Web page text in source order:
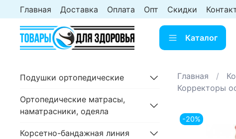
Главная Доставка Оплата Опт Скидки
Каталог
Главная
Корректоры
-20%
Подушки ортопедические
Ортопедические матрасы,
наматрасники, одеяла
Корсетно-бандажная линия